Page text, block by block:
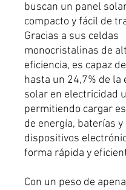
buscan un panel
compacto y fácil de
Gracias a sus celdas
monocristalinas de
eficiencia, es capaz
hasta un 24,7% de la
solar en electricidad
permitiendo cargar
de energía, baterías y
dispositivos
forma rápida y
Con un peso de